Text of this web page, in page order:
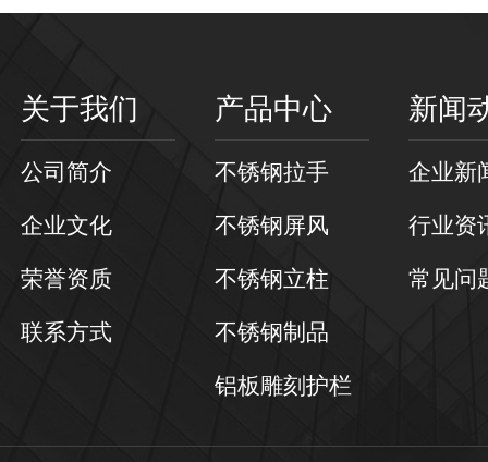
关于我们
公司简介
企业文化
荣誉资质
联系方式
产品中心
不锈钢拉手
不锈钢屏风
不锈钢立柱
不锈钢制品
铝板雕刻护栏
新闻
企业新
行业资
常见问